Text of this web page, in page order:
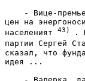
- Вице-премьер
цен на
населеният 43)
.
партии Сергей
сказал, что
идея ...